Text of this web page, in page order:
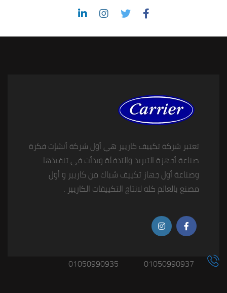
تعتبر شركة تكييف كاريير هي أول شركة أنشإت فكرة
صناعة أجهزة التبريد والتدفئة وبدأت في تنفيذها
وصناعة أول جهاز تكييف شباك من كاريير و أول
مصنع بالعالم كله لانتاج التكييفات الكاريير .
01050990937
01050990935